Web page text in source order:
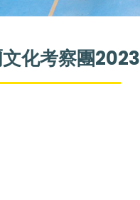
化考察團2023